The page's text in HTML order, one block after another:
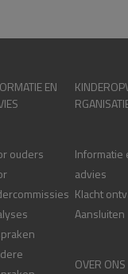
EN
ouders
Informatie
advies
Klacht
Aansluiten
OVER ONS